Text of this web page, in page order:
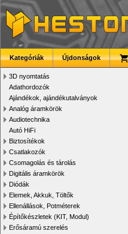
Kategóriák Újdonságok
3D nyomtatás
Adathordozók
Ajándékok, ajándékutalványok
Analóg áramkörök
Audiotechnika
Autó HiFi
Biztosítékok
Csatlakozók
Csomagolás és tárolás
Digitális áramkörök
Diódák
Elemek, Akkuk, Töltők
Ellenállások, Potméterek
Építőkészletek (KIT, Modul)
Erősáramú szerelés